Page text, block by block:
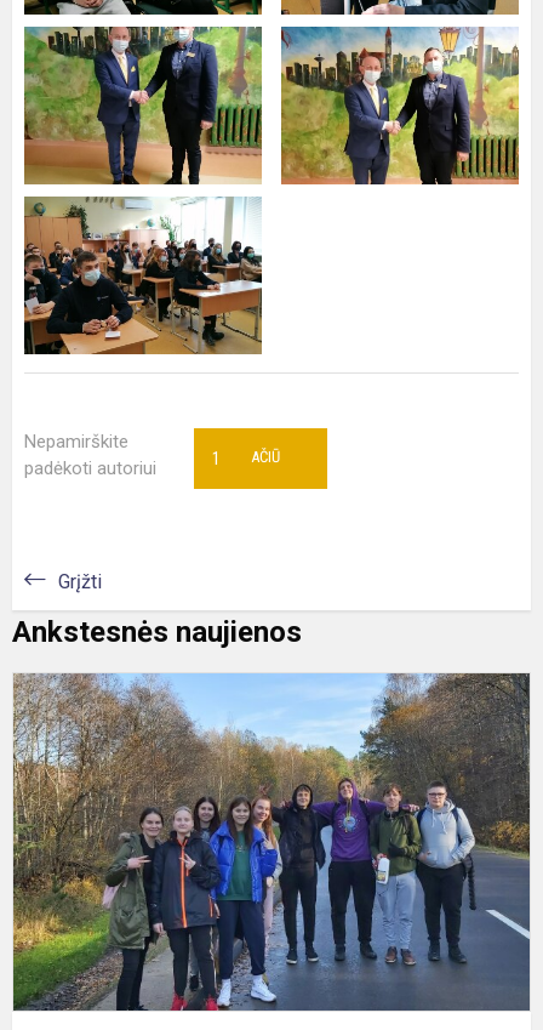
Nepamirškite
padėkoti autoriui
AČIŪ
1
Grįžti
Ankstesnės naujienos